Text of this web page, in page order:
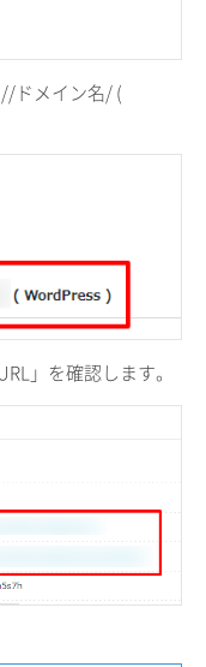
ドメイン名/ (
」を確認します。